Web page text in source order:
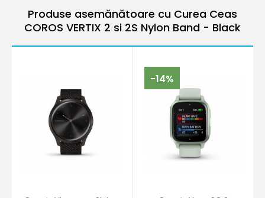
Produse asemănătoare cu Curea Ceas
COROS VERTIX 2 si 2S Nylon Band - Black
-14%